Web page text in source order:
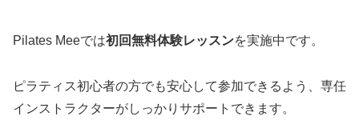
Pilates Meeでは初回無料体験レッスンを実施中です。
ピラティス初心者の方でも安心して参加できるよう、専任
インストラクターがしっかりサポートできます。